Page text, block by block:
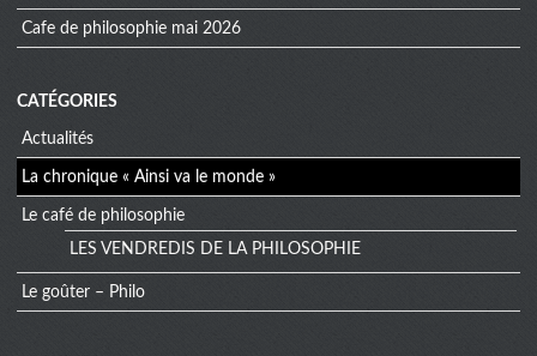
cafe de philosophie mai 2026
CATÉGORIES
Actualités
La chronique « Ainsi va le monde »
Le café de philosophie
LES VENDREDIS DE LA PHILOSOPHIE
Le goûter – Philo